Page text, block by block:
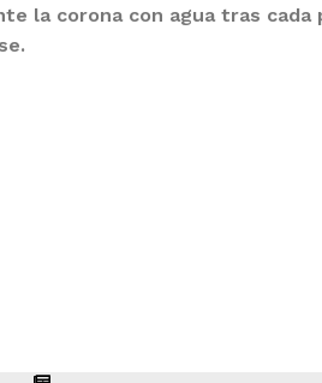
la corona con agua tras cada